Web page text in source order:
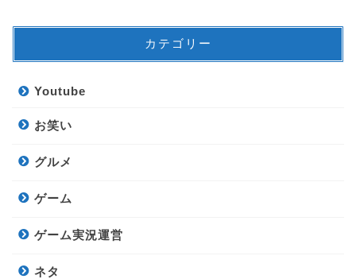
カテゴリー
Youtube
お笑い
グルメ
ゲーム
ゲーム実況運営
ネタ